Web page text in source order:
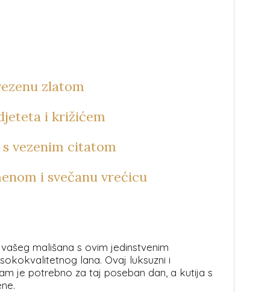
zlatom
i križićem
vezenim citatom
i svečanu vrećicu
mališana s ovim jedinstvenim
lana. Ovaj luksuzni i
je potrebno za taj poseban dan, a kutija s